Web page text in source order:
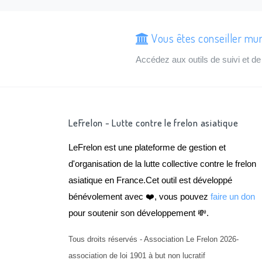
Vous êtes conseiller
Accédez aux outils de suivi et
LeFrelon - Lutte contre le frelon asiatique
LeFrelon est une plateforme de gestion et
d'organisation de la lutte collective contre le frelon
asiatique en France.Cet outil est développé
bénévolement avec ❤️, vous pouvez faire un don
pour soutenir son développement 💸.
Tous droits réservés - Association Le Frelon 2026-
association de loi 1901 à but non lucratif